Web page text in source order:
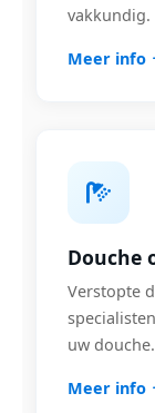
vakkundig.
Meer info
Douche
Verstopte
uw douche.
Meer info